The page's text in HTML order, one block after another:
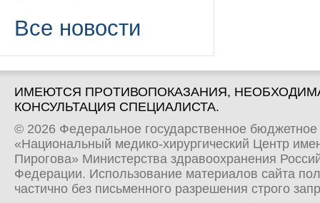
Все новости
ИМЕЮТСЯ ПРОТИВОПОКАЗАНИЯ,
КОНСУЛЬТАЦИЯ СПЕЦИАЛИСТА.
© 2026 Федеральное государственное
«Национальный медико-хирургический Центр
Пирогова» Министерства здравоохранения
Федерации. Использование материалов сайта
частично без письменного разрешения строго